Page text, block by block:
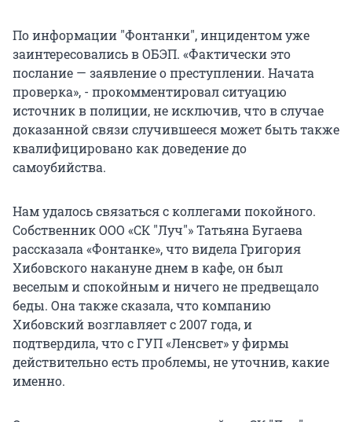
По информации "Фонтанки", инцидентом уже
заинтересовались в ОБЭП. «Фактически это
послание — заявление о преступлении. Начата
проверка», - прокомментировал ситуацию
источник в полиции, не исключив, что в случае
доказанной связи случившееся может быть также
квалифицировано как доведение до
самоубийства.
Нам удалось связаться с коллегами покойного.
Собственник ООО «СК "Луч"» Татьяна Бугаева
рассказала «Фонтанке», что видела Григория
Хибовского накануне днем в кафе, он был
веселым и спокойным и ничего не предвещало
беды. Она также сказала, что компанию
Хибовский возглавляет с 2007 года, и
подтвердила, что с ГУП «Ленсвет» у фирмы
действительно есть проблемы, не уточнив, какие
именно.